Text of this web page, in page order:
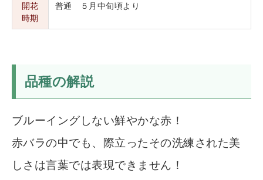
開花
時期
普通 ５月中旬頃より
品種の解説
ブルーイングしない鮮やかな赤！
赤バラの中でも、際立ったその洗練された美
しさは言葉では表現できません！